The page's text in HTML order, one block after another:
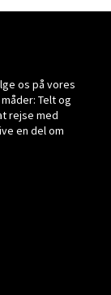
os på vores
Telt og
rejse med
en del om